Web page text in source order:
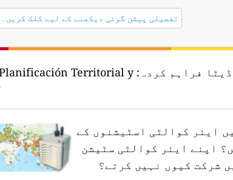
تفصیلی پیشن گوئی دیکھنے کے لیے کلک کریں۔
فراہم کردہ: Territorial y
ایئر کوالٹی اسٹیشنوں کے
اپنے ایئر کوالٹی سٹیشن
شرکت کیوں نہیں کرتے؟